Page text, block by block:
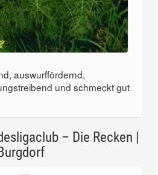
auswurffördernd,
und schmeckt gut
– Die Recken |